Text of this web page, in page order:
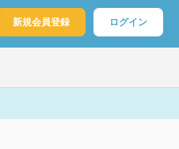
新規会員登録 ログイン